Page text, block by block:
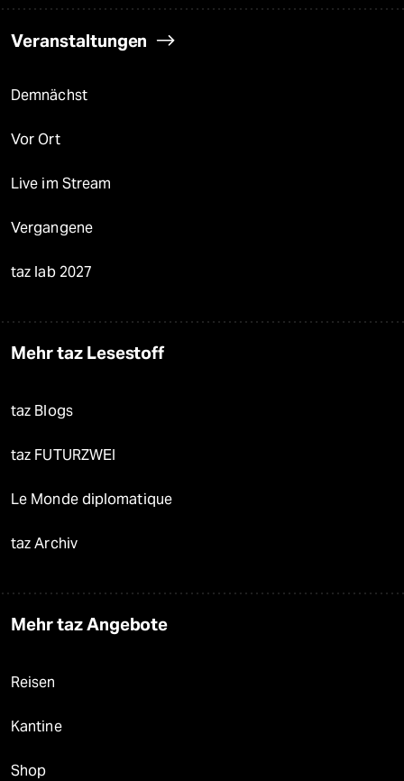
Veranstaltungen
Demnächst
Vor Ort
Live im Stream
Vergangene
taz lab 2027
Mehr taz Lesestoff
taz Blogs
taz FUTURZWEI
Le Monde diplomatique
taz Archiv
Mehr taz Angebote
Reisen
Kantine
Shop